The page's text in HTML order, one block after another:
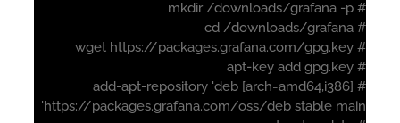
# add-apt-repository 'deb [arch=amd64,i386]
https://packages.grafana.com/oss/deb stable